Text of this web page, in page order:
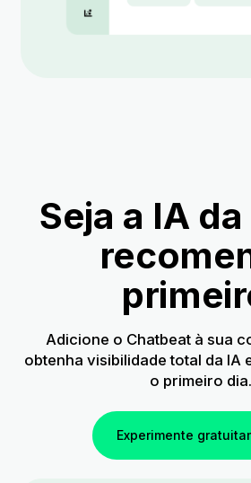
Seja a IA
Adicione o Chatbeat à sua
obtenha visibilidade total da IA
o primeiro dia.
Experimente